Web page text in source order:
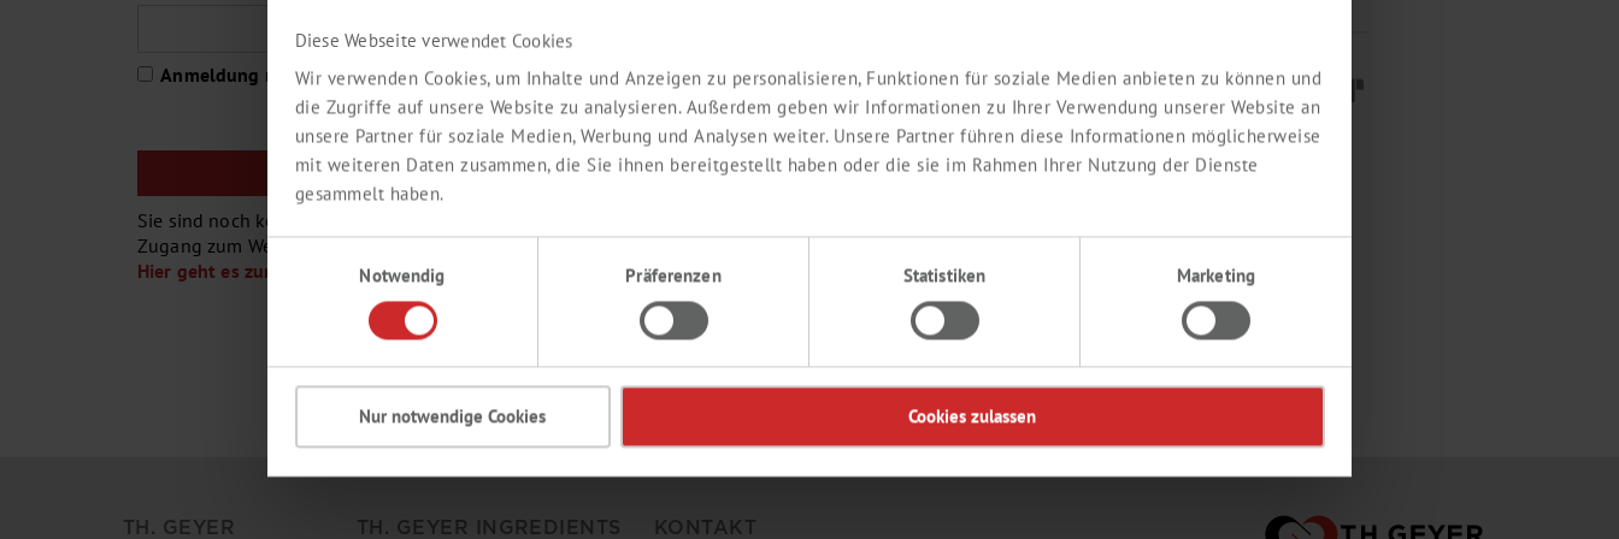
Diese Webseite verwendet Cookies
Wir verwenden Cookies, um Inhalte und Anzeigen zu personalisieren, Funktionen für soziale Medien anbieten zu können und
die Zugriffe auf unsere Website zu analysieren. Außerdem geben wir Informationen zu Ihrer Verwendung unserer Website an
unsere Partner für soziale Medien, Werbung und Analysen weiter. Unsere Partner führen diese Informationen möglicherweise
mit weiteren Daten zusammen, die Sie ihnen bereitgestellt haben oder die sie im Rahmen Ihrer Nutzung der Dienste
gesammelt haben.
Einwilligungsauswahl
Notwendig
Präferenzen Statistiken Marketing
Nur notwendige Cookies Cookies zulassen
Anmeldung merken
Sie sind noch kein Th. Geyer-Kunde oder Sie haben noch keinen
Zugang zum Webshop ?
Hier geht es zur Registrierung
TH. GEYER TH. GEYER INGREDIENTS KONTAKT